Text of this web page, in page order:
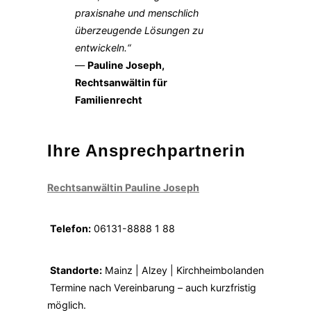
praxisnahe und menschlich
überzeugende Lösungen zu
entwickeln.“
—Pauline Joseph,
Rechtsanwältin für
Familienrecht
Ihre Ansprechpartnerin
Rechtsanwältin Pauline Joseph
Telefon: 06131-8888 1 88
Standorte: Mainz | Alzey | Kirchheimbolanden
Termine nach Vereinbarung – auch kurzfristig
möglich.